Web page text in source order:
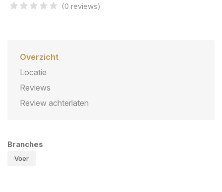
(0 reviews)
Overzicht
Locatie
Reviews
Review achterlaten
Branches
Voer